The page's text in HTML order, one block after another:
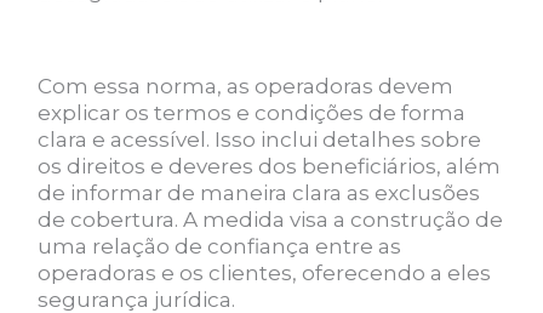
Com essa norma, as operadoras devem
explicar os termos e condições de forma
clara e acessível. Isso inclui detalhes sobre
os direitos e deveres dos beneficiários, além
de informar de maneira clara as exclusões
de cobertura. A medida visa a construção de
uma relação de confiança entre as
operadoras e os clientes, oferecendo a eles
segurança jurídica.